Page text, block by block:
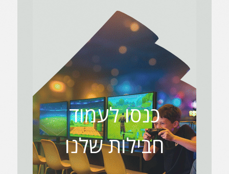
כנסו לעמוד
חבילות שלנו